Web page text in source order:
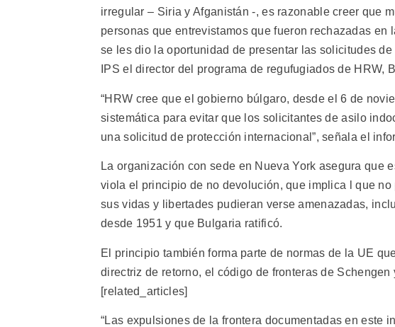
irregular – Siria y Afganistán -, es razonable creer que
personas que entrevistamos que fueron rechazadas
se les dio la oportunidad de presentar las solicitudes
IPS el director del programa de regufugiados de HRW,
“HRW cree que el gobierno búlgaro, desde el 6 de
sistemática para evitar que los solicitantes de asilo
una solicitud de protección internacional”, señala el
La organización con sede en Nueva York asegura que
viola el principio de no devolución, que implica l que
sus vidas y libertades pudieran verse amenazadas,
desde 1951 y que Bulgaria ratificó.
El principio también forma parte de normas de la UE
directriz de retorno, el código de fronteras de
[related_articles]
“Las expulsiones de la frontera documentadas en este